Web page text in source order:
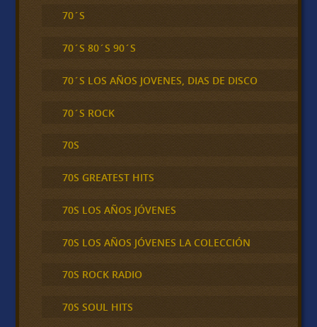
70´S
70´S 80´S 90´S
70´S LOS AÑOS JOVENES, DIAS DE DISCO
70´S ROCK
70S
70S GREATEST HITS
70S LOS AÑOS JÓVENES
70S LOS AÑOS JÓVENES LA COLECCIÓN
70S ROCK RADIO
70S SOUL HITS